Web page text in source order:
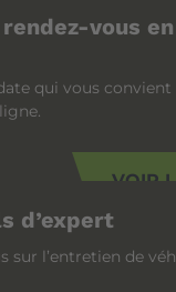
vous en
qui vous convient
VOIR
d’expert
sur l’entretien de